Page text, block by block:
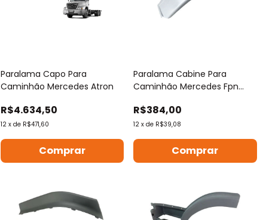
Paralama Capo Para
Caminhão Mercedes Atron
R$4.634,50
12 x de R$471,60
Comprar
Paralama Cabine Para
Caminhão Mercedes Fpn
R$384,00
12 xde R$39,08
Comprar